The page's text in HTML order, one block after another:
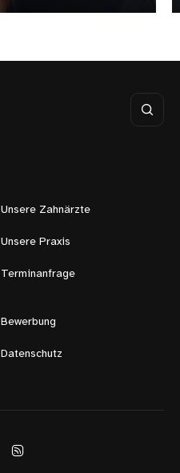
Unsere Zahnärzte
Unsere Praxis
Terminanfrage
Bewerbung
Datenschutz